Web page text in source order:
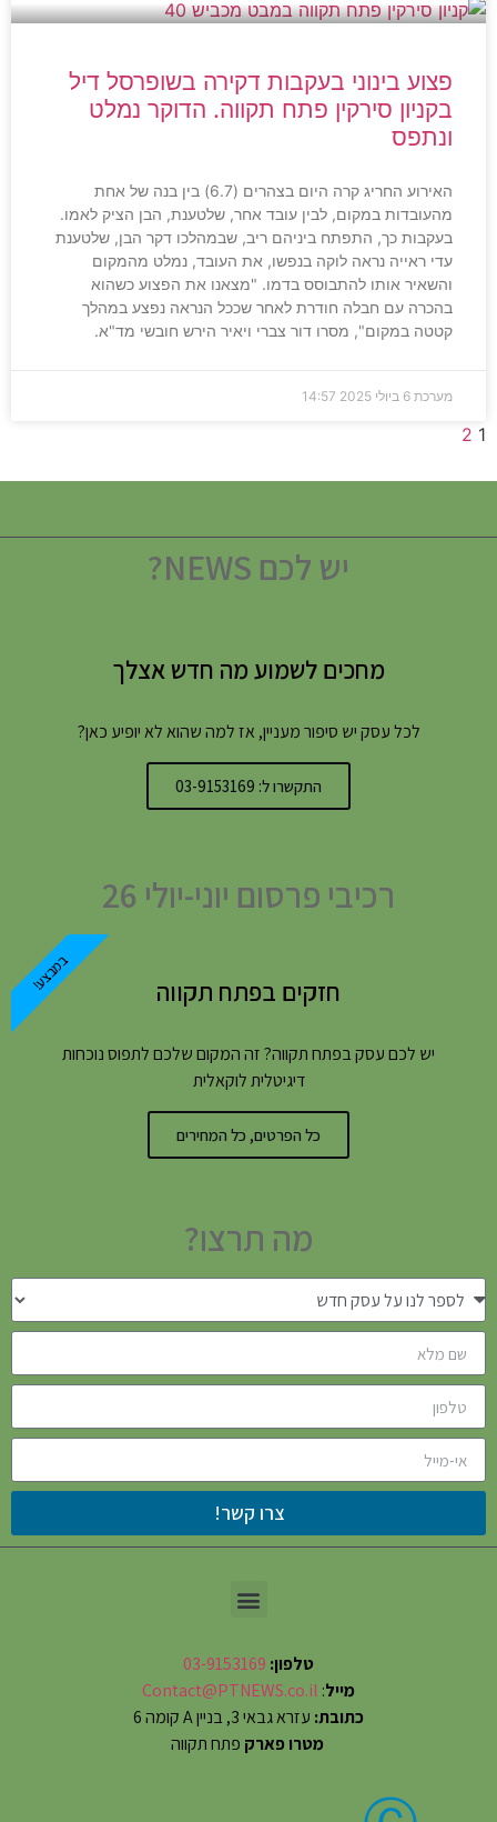
פצוע בינוני בעקבות דקירה בשופרסל דיל
בקניון סירקין פתח תקווה. הדוקר נמלט
ונתפס
האירוע החריג קרה היום בצהרים (6.7) בין בנה של אחת
מהעובדות במקום, לבין עובד אחר, שלטענת, הבן הציק לאמו.
בעקבות כך, התפתח ביניהם ריב, שבמהלכו דקר הבן, שלטענת
עדי ראייה נראה לוקה בנפשו, את העובד, נמלט מהמקום
והשאיר אותו להתבוסס בדמו. "מצאנו את הפצוע כשהוא
בהכרה עם חבלה חודרת לאחר שככל הנראה נפצע במהלך
קטטה במקום", מסרו דור צברי ויאיר הירש חובשי מד"א.
מערכת 6 ביולי 2025 14:57
1
2
יש לכם NEWS?
מחכים לשמוע מה חדש אצלך
לכל עסק יש סיפור מעניין, אז למה שהוא לא יופיע כאן?
התקשרו ל: 03-9153169
רכיבי פרסום יוני-יולי 26
חזקים בפתח תקווה
יש לכם עסק בפתח תקווה? זה המקום שלכם לתפוס נוכחות
דיגיטלית לוקאלית
כל הפרטים, כל המחירים
במבצע!
מה תרצו?
צרו קשר!
טלפון: 03-9153169
מייל:
Contact@PTNEWS.co.il
כתובת: עזרא גבאי 3, בניין A קומה 6
מטרו פארק פתח תקווה